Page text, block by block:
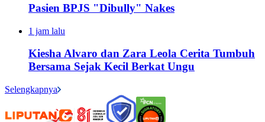
Pasien BPJS "Dibully" Nakes
1 jam lalu
Kiesha Alvaro dan Zara Leola Cerita Tumbuh
Bersama Sejak Kecil Berkat Ungu
Selengkapnya